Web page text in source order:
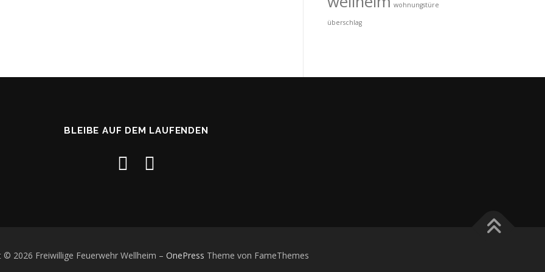
wohnungstüre
überschlag
BLEIBE AUF DEM LAUFENDEN
© 2026 Freiwillige Feuerwehr Wellheim – OnePress Theme von FameThemes